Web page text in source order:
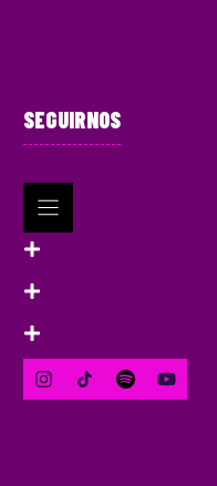
SEGUIRNOS